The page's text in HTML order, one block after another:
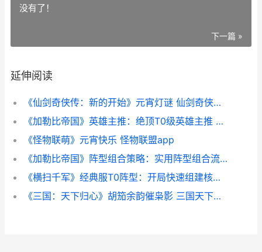
没有了！
下一篇 »
延伸阅读
《仙剑奇侠传：新的开始》元宵灯谜 仙剑奇侠传演员表
《加勒比帝国》英雄主推：绝顶T0级英雄主推 加勒比帝国平民最强阵容
《怪物联萌》元宵快乐 怪物联盟app
《加勒比帝国》阵型组合策略：实用阵型组合流派主推 加勒比是哪家公司
《横扫千军》经典服T0阵型：开局快速组建核心阵型 横扫千军百科
《三国：天下归心》胡笳余韵催枭影 三国天下归心阵容搭配攻略